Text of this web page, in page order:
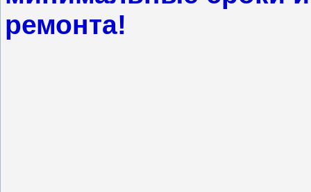
ремонта!